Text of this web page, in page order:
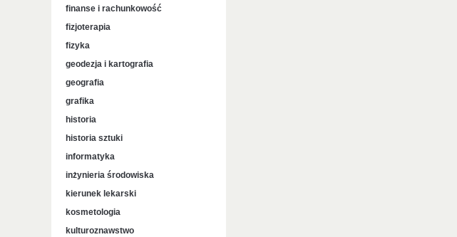
finanse i rachunkowość
fizjoterapia
fizyka
geodezja i kartografia
geografia
grafika
historia
historia sztuki
informatyka
inżynieria środowiska
kierunek lekarski
kosmetologia
kulturoznawstwo